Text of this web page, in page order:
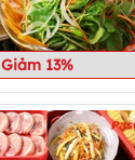
Giảm 13%